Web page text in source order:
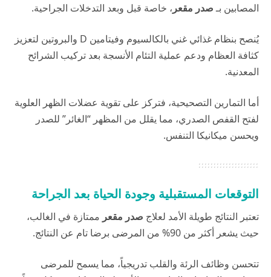
المصابين بـصدر مقعر ، خاصة قبل وبعد التدخلات الجراحية.
يُنصح بنظام غذائي غني بالكالسيوم وفيتامين D والبروتين لتعزيز
كثافة العظام ودعم عملية التئام الأنسجة بعد تركيب الشرائح
المعدنية.
أما التمارين التصحيحية، فتركز على تقوية عضلات الظهر العلوية
لفتح القفص الصدري، مما يقلل من المظهر “الغائر” للصدر
ويحسن ميكانيكا التنفس.
التوقعات المستقبلية وجودة الحياة بعد الجراحة
تعتبر النتائج طويلة الأمد لعلاج صدر مقعر ممتازة في الغالب،
حيث يشعر أكثر من 90% من المرضى برضا تام عن النتائج.
تتحسن وظائف الرئة والقلب تدريجياً، مما يسمح للمرضى